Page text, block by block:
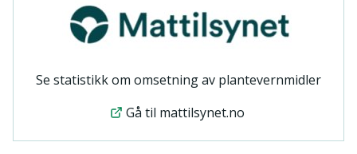
Se statistikk om omsetning av plantevernmidler
Gå til mattilsynet.no